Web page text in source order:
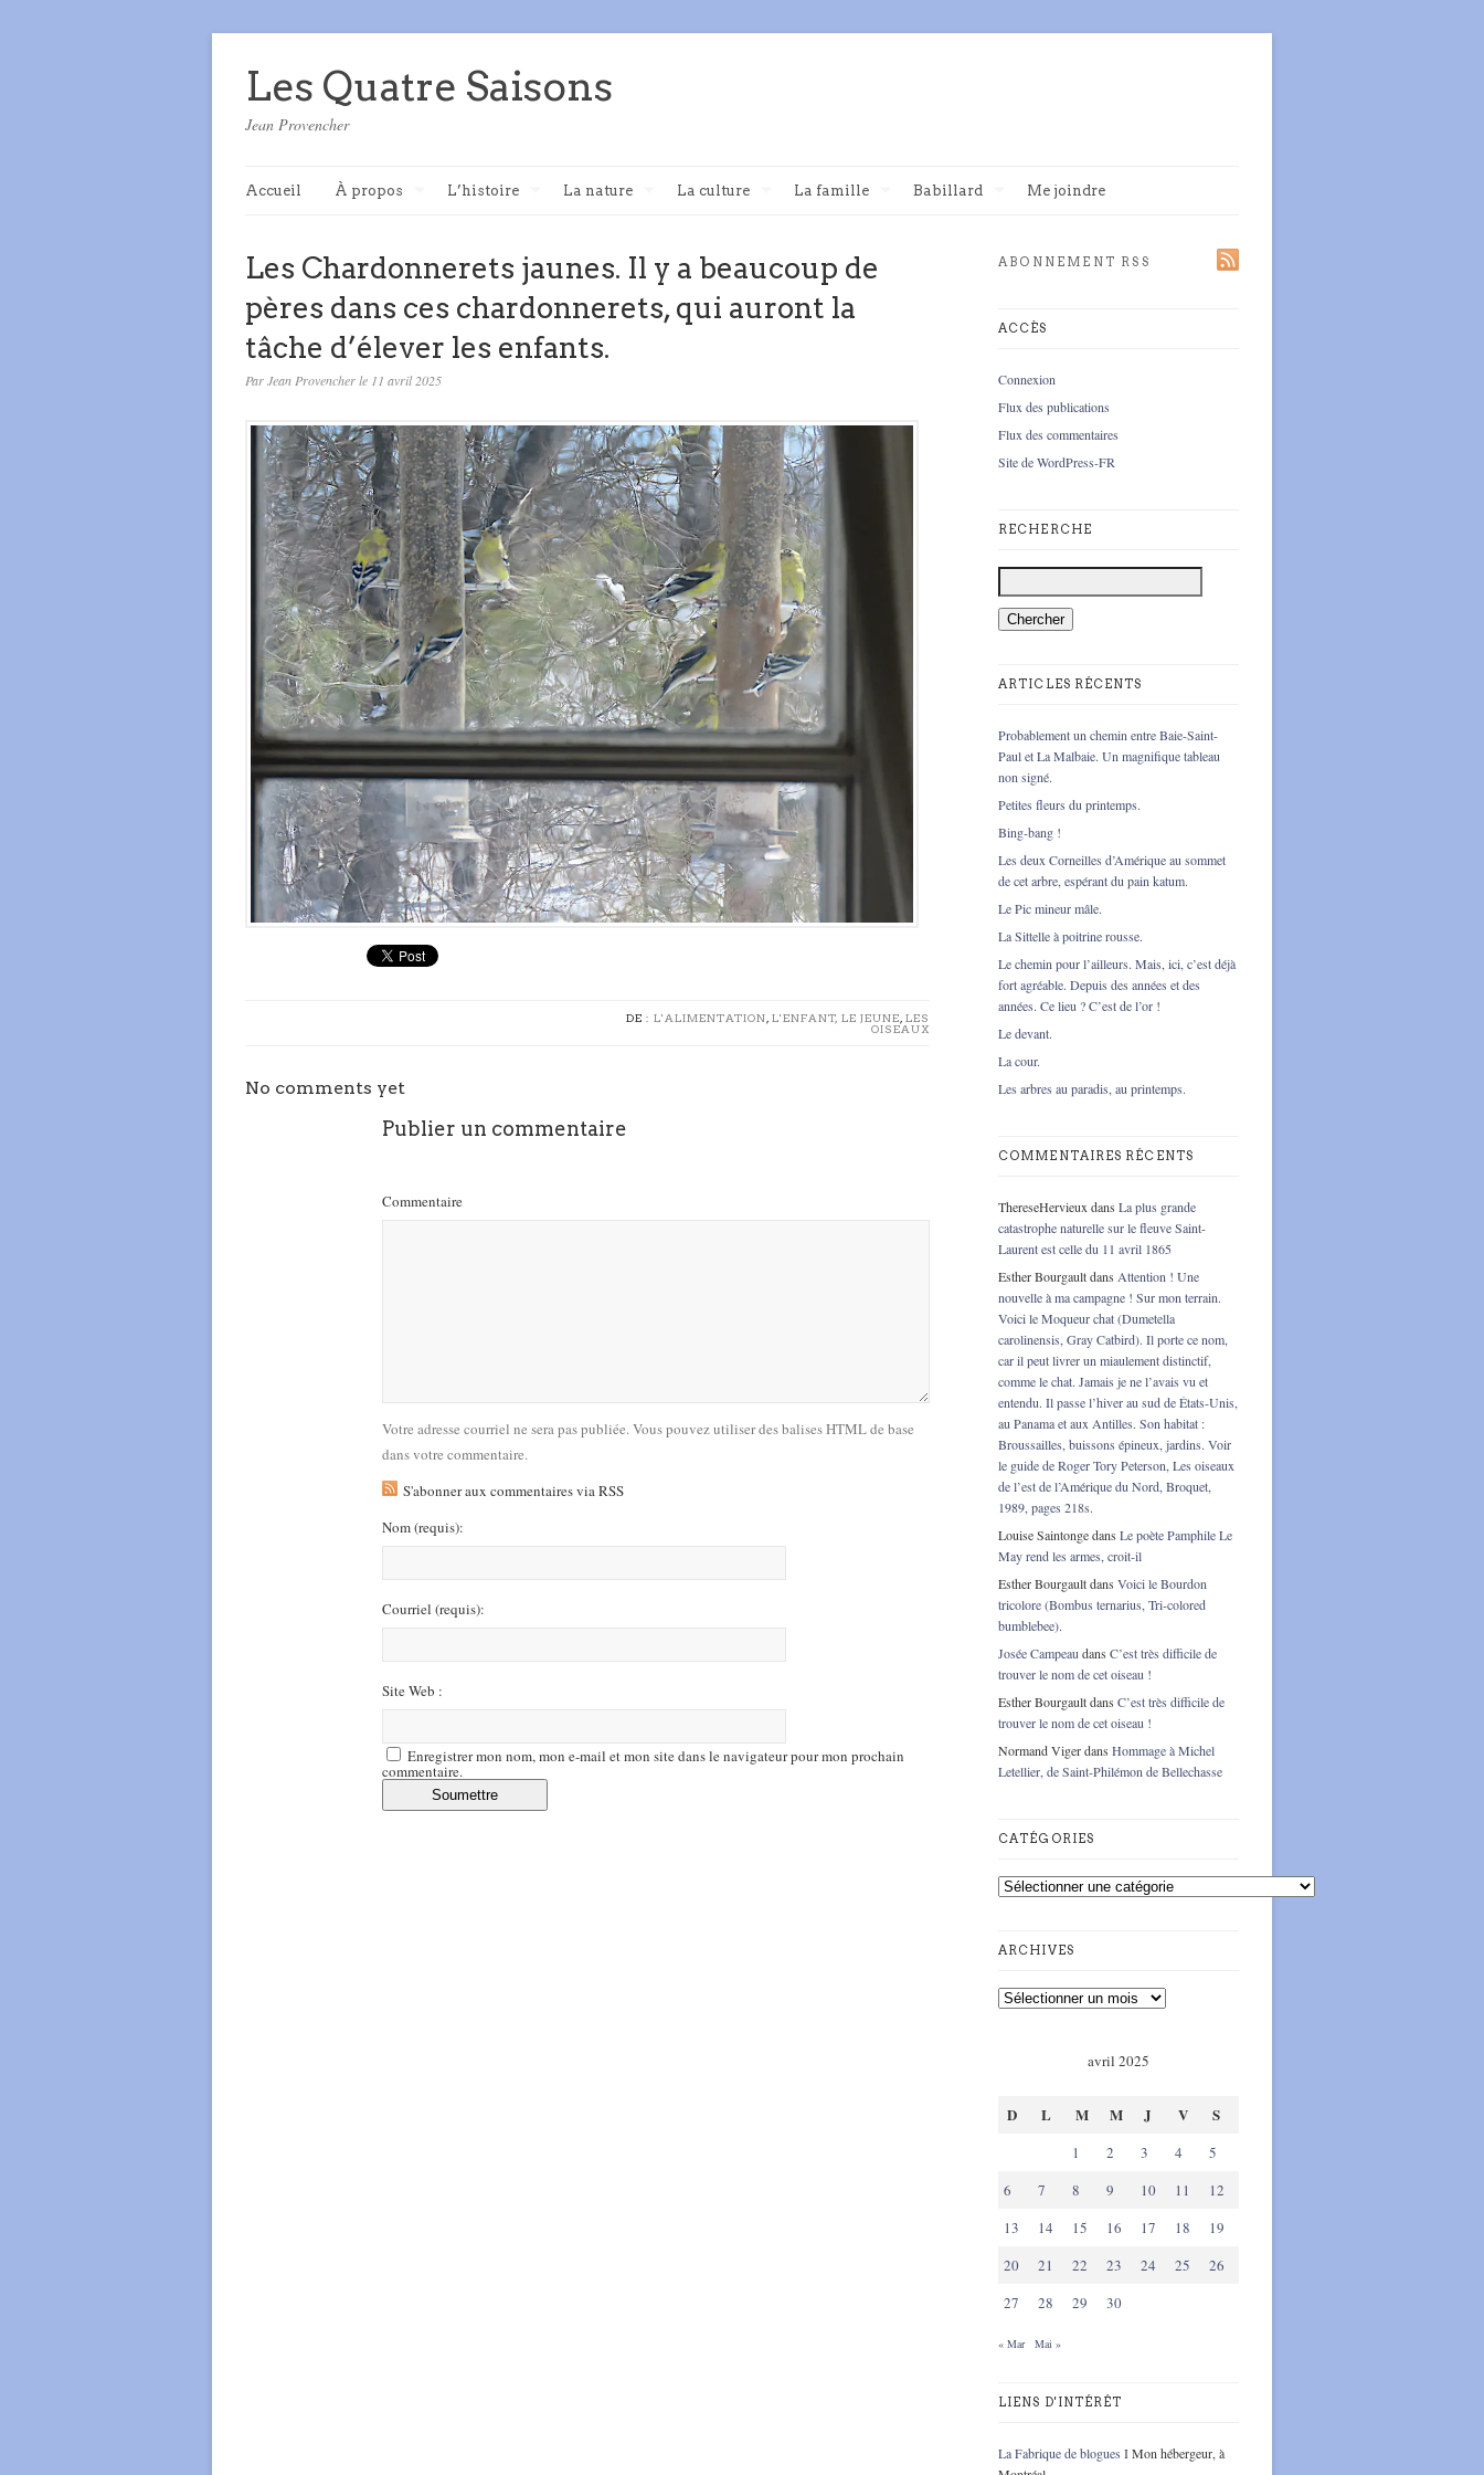
Les Quatre Saisons
Jean Provencher
Accueil À propos L’histoire La nature La culture La famille Babillard Me joindre
Les Chardonnerets jaunes. Il y a beaucoup de
pères dans ces chardonnerets, qui auront la
tâche d’élever les enfants.
Par Jean Provencher le 11 avril 2025
DE : L'ALIMENTATION, L'ENFANT, LE JEUNE, LES
OISEAUX
No comments yet
Publier un commentaire
Commentaire
Votre adresse courriel ne sera pas publiée. Vous pouvez utiliser des balises HTML de base
dans votre commentaire.
S'abonner aux commentaires via RSS
Nom(requis):
Courriel (requis):
Site Web :
Enregistrer mon nom, mon e-mail et mon site dans le navigateur pour mon prochain
commentaire.
ABONNEMENT RSS
ACCÈS
Connexion
Flux des publications
Flux des commentaires
Site de WordPress-FR
RECHERCHE
ARTICLES RÉCENTS
Probablement un chemin entre Baie-Saint-
Paul et La Malbaie. Un magnifique tableau
non signé.
Petites fleurs du printemps.
Bing-bang !
Les deux Corneilles d’Amérique au sommet
de cet arbre, espérant du pain katum.
Le Pic mineur mâle.
La Sittelle à poitrine rousse.
Le chemin pour l’ailleurs. Mais, ici, c’est déjà
fort agréable. Depuis des années et des
années. Ce lieu ? C’est de l’or !
Le devant.
La cour.
Les arbres au paradis, au printemps.
COMMENTAIRES RÉCENTS
ThereseHervieux dans La plus grande
catastrophe naturelle sur le fleuve Saint-
Laurent est celle du 11 avril 1865
Esther Bourgaultdans Attention ! Une
nouvelle à ma campagne ! Sur mon terrain.
Voici le Moqueur chat (Dumetella
carolinensis, Gray Catbird). Il porte ce nom,
car il peut livrer un miaulement distinctif,
comme le chat. Jamais je ne l’avais vu et
entendu. Il passe l’hiver au sud de États-Unis,
au Panama et aux Antilles. Son habitat :
Broussailles, buissons épineux, jardins. Voir
le guide de Roger Tory Peterson, Les oiseaux
de l’est de l’Amérique du Nord, Broquet,
1989, pages 218s.
Louise Saintongedans Le poète Pamphile Le
May rend les armes, croit-il
Esther Bourgaultdans Voici le Bourdon
tricolore (Bombus ternarius, Tri-colored
bumblebee).
Josée Campeau dans C’est très difficile de
trouver le nom de cet oiseau !
Esther Bourgaultdans C’est très difficile de
trouver le nom de cet oiseau !
Normand Vigerdans Hommage à Michel
Letellier, de Saint-Philémon de Bellechasse
CATÉGORIES
ARCHIVES
avril 2025
D L M M J V S
1 2 3 4
5
6
7 8 9 10 11
12
13
14 15 16 17 18
19
20
21 22 23 24 25
26
27
28 29 30
« Mar Mai »
LIENS D'INTÉRÊT
La Fabrique de blogues IMon hébergeur, à